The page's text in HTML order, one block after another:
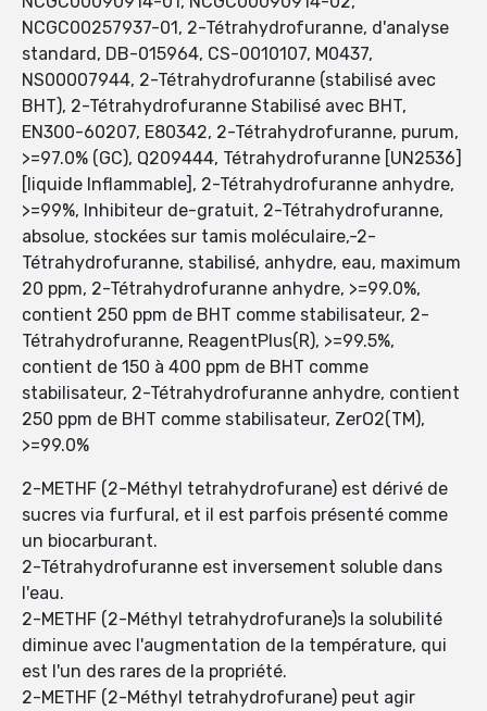
NCGC00257937-01, 2-Tétrahydrofuranne, d'analyse
standard, DB-015964, CS-0010107, M0437,
NS00007944, 2-Tétrahydrofuranne (stabilisé avec
BHT), 2-Tétrahydrofuranne Stabilisé avec BHT,
EN300-60207, E80342, 2-Tétrahydrofuranne, purum,
>=97.0% (GC), Q209444, Tétrahydrofuranne [UN2536]
[liquide Inflammable], 2-Tétrahydrofuranne anhydre,
>=99%, Inhibiteur de-gratuit, 2-Tétrahydrofuranne,
absolue, stockées sur tamis moléculaire,-2-
Tétrahydrofuranne, stabilisé, anhydre, eau, maximum
20 ppm, 2-Tétrahydrofuranne anhydre, >=99.0%,
contient 250 ppm de BHT comme stabilisateur, 2-
Tétrahydrofuranne, ReagentPlus(R), >=99.5%,
contient de 150 à 400 ppm de BHT comme
stabilisateur, 2-Tétrahydrofuranne anhydre, contient
250 ppm de BHT comme stabilisateur, ZerO2(TM),
>=99.0%
2-METHF (2-Méthyl tetrahydrofurane) est dérivé de
sucres via furfural, et il est parfois présenté comme
un biocarburant.
2-Tétrahydrofuranne est inversement soluble dans
l'eau.
2-METHF (2-Méthyl tetrahydrofurane)s la solubilité
diminue avec l'augmentation de la température, qui
est l'un des rares de la propriété.
2-METHF (2-Méthyl tetrahydrofurane) peut agir